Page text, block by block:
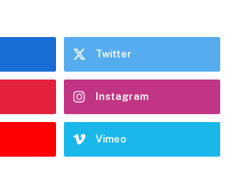
Twitter
Instagram
Vimeo